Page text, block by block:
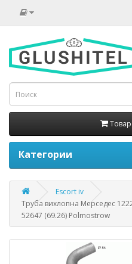
Категории
Escort iv
Труба вихлопна Мерседес
52647 (69.26) Polmostrow